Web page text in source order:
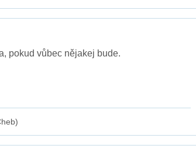
pokud vůbec nějakej bude.